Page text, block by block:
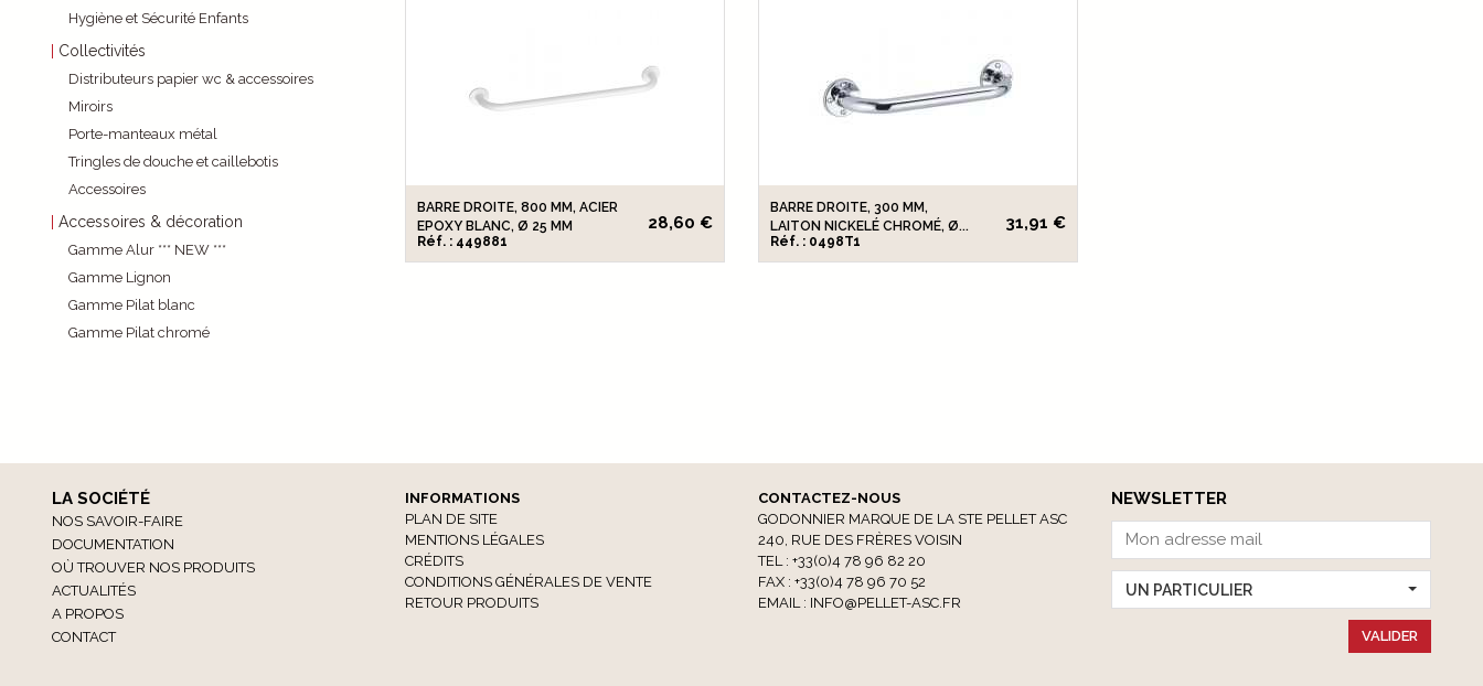
BARRE DROITE, 800 MM, ACIER
EPOXY BLANC, Ø 25 MM
Réf. : 449881
28,60 €
BARRE DROITE, 300 MM,
LAITON NICKELÉ CHROMÉ, Ø...
Réf. : 0498T1
31,91 €
Hygiène et Sécurité Enfants
Collectivités
Distributeurs papier wc & accessoires
Miroirs
Porte-manteaux métal
Tringles de douche et caillebotis
Accessoires
Accessoires & décoration
Gamme Alur *** NEW ***
Gamme Lignon
Gamme Pilat blanc
Gamme Pilat chromé
LA SOCIÉTÉ
NOS SAVOIR-FAIRE
DOCUMENTATION
OÙ TROUVER NOS PRODUITS
ACTUALITÉS
A PROPOS
CONTACT
INFORMATIONS
PLAN DE SITE
MENTIONS LÉGALES
CRÉDITS
CONDITIONS GÉNÉRALES DE VENTE
RETOUR PRODUITS
CONTACTEZ-NOUS
GODONNIER MARQUE DE LA STE PELLET ASC
240, RUE DES FRÈRES VOISIN
TEL : +33(0)4 78 96 82 20
FAX : +33(0)4 78 96 70 52
EMAIL : INFO@PELLET-ASC.FR
NEWSLETTER
UN PARTICULIER